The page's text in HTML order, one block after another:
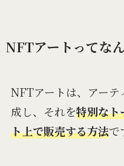
NFTアートってな
NFTアートは、アーテ
成し、それを特別なト
ト上で販売する方法で